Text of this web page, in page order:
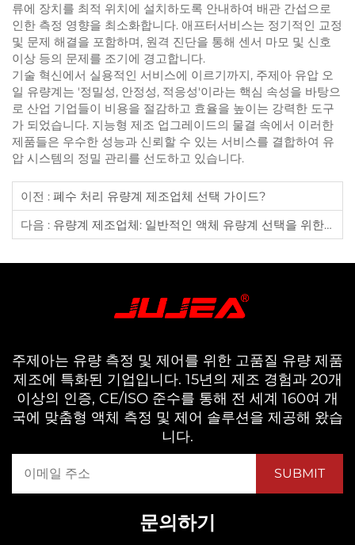
류에 장치를 최적 위치에 설치하도록 안내하여 배관 간섭으로
인한 측정 영향을 최소화합니다. 애프터서비스는 정기적인 교정
및 문제 해결을 포함하며, 원격 진단을 통해 센서 마모 및 신호
이상 등의 문제를 조기에 경고합니다.
기술 혁신에서 실용적인 서비스에 이르기까지, 주제아 유압 오
일 유량계는 '정밀성, 안정성, 적응성'이라는 핵심 속성을 바탕으
로 산업 기업들이 비용을 절감하고 효율을 높이는 강력한 도구
가 되었습니다. 지능형 제조 업그레이드의 물결 속에서 이러한
제품들은 우수한 성능과 신뢰할 수 있는 서비스를 결합하여 유
압 시스템의 정밀 관리를 선도하고 있습니다.
이전 : 폐수 처리 유량계 제조업체 선택 가이드?
다음 : 유량계 제조업체: 일반적인 액체 유량계 선택을 위한 가이드
주제아는 유량 측정 및 제어를 위한 고품질 유량 제품
제조에 특화된 기업입니다. 15년의 제조 경험과 20개
이상의 인증, CE/ISO 준수를 통해 전 세계 160여 개
국에 맞춤형 액체 측정 및 제어 솔루션을 제공해 왔습
니다.
문의하기